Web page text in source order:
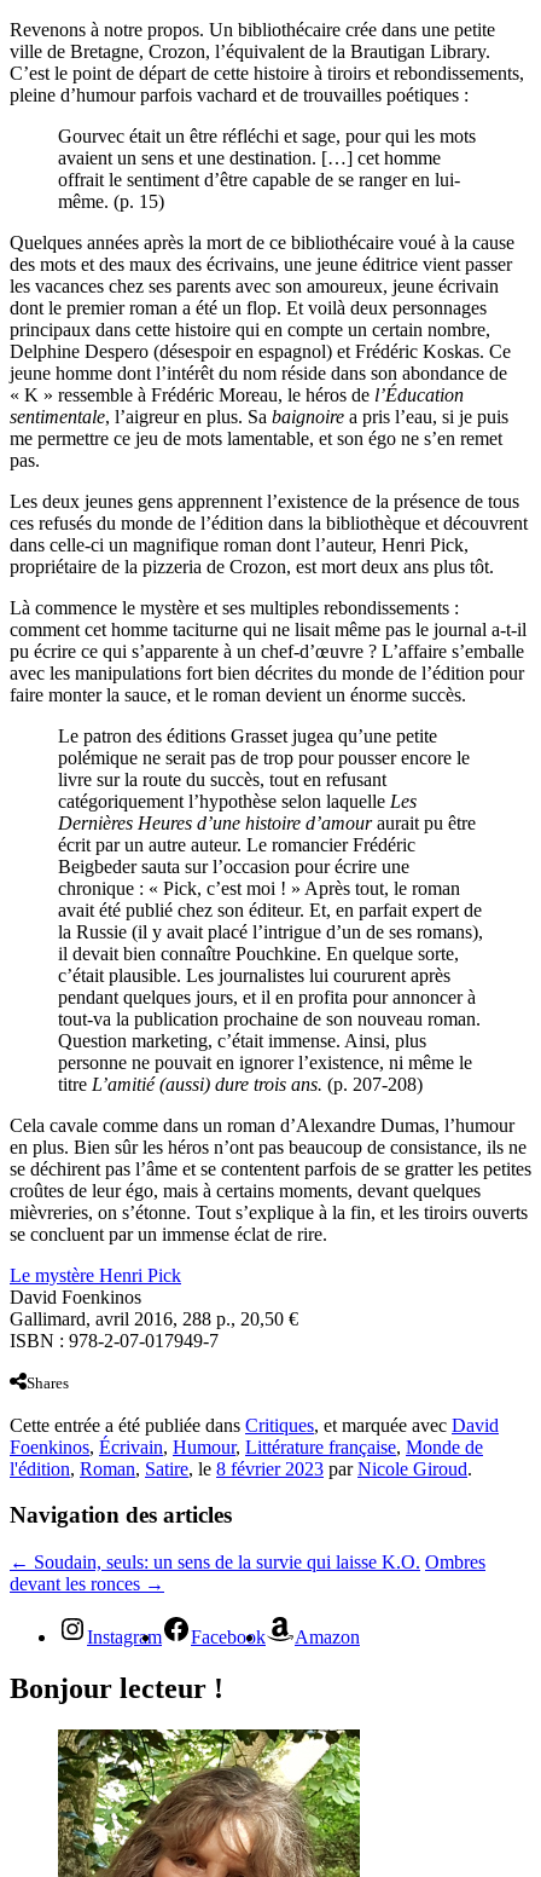
Revenons à notre propos. Un bibliothécaire crée dans une petite
ville de Bretagne, Crozon, l’équivalent de la Brautigan Library.
C’est le point de départ de cette histoire à tiroirs et rebondissements,
pleine d’humour parfois vachard et de trouvailles poétiques :
Gourvec était un être réfléchi et sage, pour qui les mots
avaient un sens et une destination. […] cet homme
offrait le sentiment d’être capable de se ranger en lui-
même. (p. 15)
Quelques années après la mort de ce bibliothécaire voué à la cause
des mots et des maux des écrivains, une jeune éditrice vient passer
les vacances chez ses parents avec son amoureux, jeune écrivain
dont le premier roman a été un flop. Et voilà deux personnages
principaux dans cette histoire qui en compte un certain nombre,
Delphine Despero (désespoir en espagnol) et Frédéric Koskas. Ce
jeune homme dont l’intérêt du nom réside dans son abondance de
« K » ressemble à Frédéric Moreau, le héros de l’Éducation
sentimentale, l’aigreur en plus. Sa baignoire a pris l’eau, si je puis
me permettre ce jeu de mots lamentable, et son égo ne s’en remet
pas.
Les deux jeunes gens apprennent l’existence de la présence de tous
ces refusés du monde de l’édition dans la bibliothèque et découvrent
dans celle-ci un magnifique roman dont l’auteur, Henri Pick,
propriétaire de la pizzeria de Crozon, est mort deux ans plus tôt.
Là commence le mystère et ses multiples rebondissements :
comment cet homme taciturne qui ne lisait même pas le journal a-t-il
pu écrire ce qui s’apparente à un chef-d’œuvre ? L’affaire s’emballe
avec les manipulations fort bien décrites du monde de l’édition pour
faire monter la sauce, et le roman devient un énorme succès.
Le patron des éditions Grasset jugea qu’une petite
polémique ne serait pas de trop pour pousser encore le
livre sur la route du succès, tout en refusant
catégoriquement l’hypothèse selon laquelle Les
Dernières Heures d’une histoire d’amouraurait pu être
écrit par un autre auteur. Le romancier Frédéric
Beigbeder sauta sur l’occasion pour écrire une
chronique : « Pick, c’est moi ! » Après tout, le roman
avait été publié chez son éditeur. Et, en parfait expert de
la Russie (il y avait placé l’intrigue d’un de ses romans),
il devait bien connaître Pouchkine. En quelque sorte,
c’était plausible. Les journalistes lui coururent après
pendant quelques jours, et il en profita pour annoncer à
tout-va la publication prochaine de son nouveau roman.
Question marketing, c’était immense. Ainsi, plus
personne ne pouvait en ignorer l’existence, ni même le
titre L’amitié (aussi) dure trois ans. (p. 207-208)
Cela cavale comme dans un roman d’Alexandre Dumas, l’humour
en plus. Bien sûr les héros n’ont pas beaucoup de consistance, ils ne
se déchirent pas l’âme et se contentent parfois de se gratter les petites
croûtes de leur égo, mais à certains moments, devant quelques
mièvreries, on s’étonne. Tout s’explique à la fin, et les tiroirs ouverts
se concluent par un immense éclat de rire.
Le mystère Henri Pick
David Foenkinos
Gallimard, avril 2016, 288 p., 20,50 €
ISBN : 978-2-07-017949-7
Shares
Cette entrée a été publiée dans Critiques, et marquée avec David
Foenkinos, Écrivain, Humour, Littérature française, Monde de
l'édition, Roman, Satire, le 8 février 2023 parNicole Giroud.
Navigation des articles
← Soudain, seuls: un sens de la survie qui laisse K.O. Ombres
devant les ronces →
Instagram Facebook Amazon
Bonjour lecteur !